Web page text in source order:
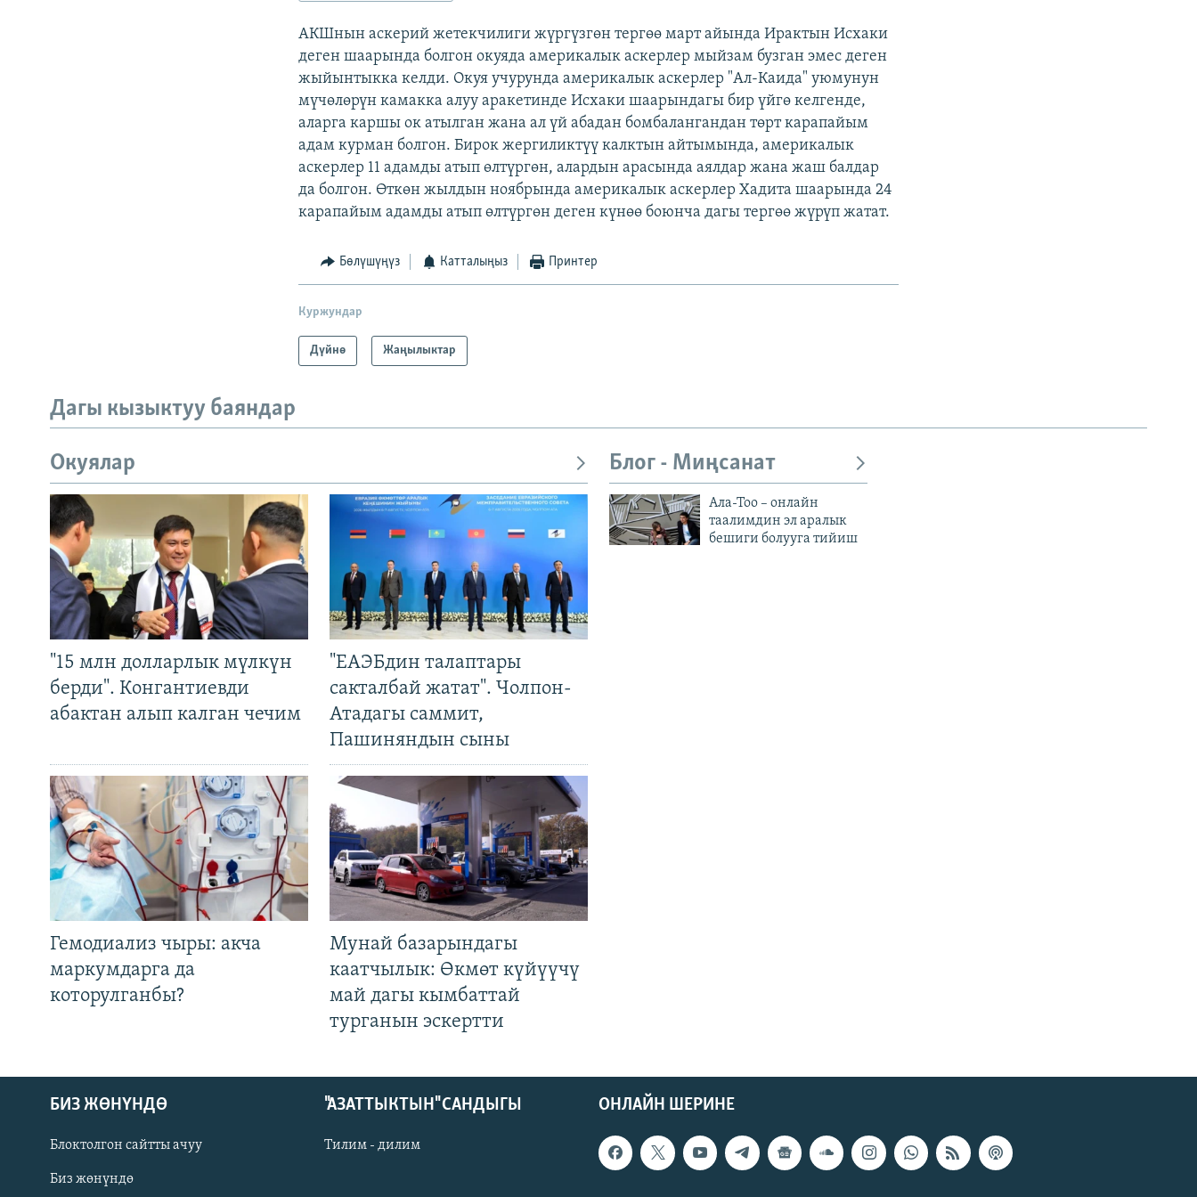
АКШнын аскерий жетекчилиги жүргүзгөн тергөө март айында Ирактын Исхаки
деген шаарында болгон окуяда америкалык аскерлер мыйзам бузган эмес деген
жыйынтыкка келди. Окуя учурунда америкалык аскерлер "Ал-Каида" уюмунун
мүчөлөрүн камакка алуу аракетинде Исхаки шаарындагы бир үйгө келгенде,
аларга каршы ок атылган жана ал үй абадан бомбалангандан төрт карапайым
адам курман болгон. Бирок жергиликтүү калктын айтымында, америкалык
аскерлер 11 адамды атып өлтүргөн, алардын арасында аялдар жана жаш балдар
да болгон. Өткөн жылдын ноябрында америкалык аскерлер Хадита шаарында 24
карапайым адамды атып өлтүргөн деген күнөө боюнча дагы тергөө жүрүп жатат.
Бөлүшүңүз Катталыңыз Принтер
Куржундар
Дүйнө Жаңылыктар
Дагы кызыктуу баяндар
Окуялар
"15 млн долларлык мүлкүн
берди". Конгантиевди
абактан алып калган чечим
"ЕАЭБдин талаптары
сакталбай жатат". Чолпон-
Атадагы саммит,
Пашиняндын сыны
Гемодиализ чыры: акча
маркумдарга да
которулганбы?
Мунай базарындагы
каатчылык: Өкмөт күйүүчү
май дагы кымбаттай
турганын эскертти
Блог - Миңсанат
Ала-Тоо – онлайн
таалимдин эл аралык
бешиги болууга тийиш
ОНЛАЙН ШЕРИНЕ
БИЗ ЖӨНҮНДӨ
Блоктолгон сайтты ачуу
Биз жөнүндө
"АЗАТТЫКТЫН" САНДЫГЫ
Тилим - дилим